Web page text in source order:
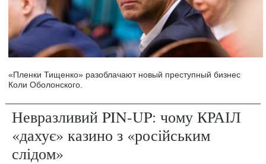
«Пленки Тищенко» разоблачают новый преступный бизнес
Коли Оболонского.
Невразливий PIN-UP: чому КРАІЛ
«дахує» казино з «російським
слідом»